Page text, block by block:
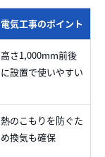
電気工事のポイント
高さ1,000mm前後
に設置で使いやすい
熱のこもりを防ぐた
め換気も確保